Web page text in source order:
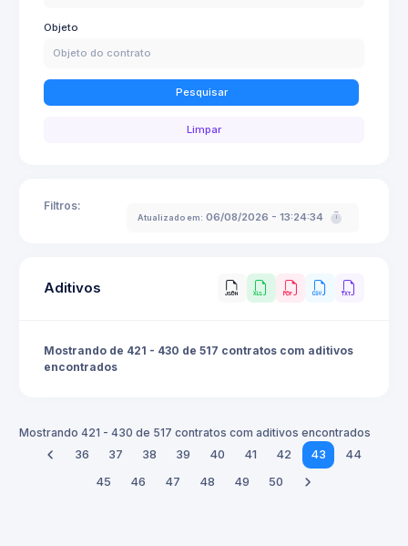
Objeto
Pesquisar
Limpar
Filtros:
Atualizado em: 06/08/2026 - 13:24:34
Aditivos
Mostrando de 421 - 430 de 517 contratos com aditivos
encontrados
Mostrando 421 - 430 de 517 contratos com aditivos encontrados
36
37 38 39 40 41 42 43
44
45
46 47 48 49 50